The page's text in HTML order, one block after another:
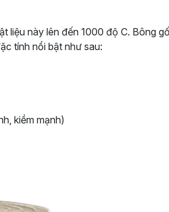
liệu này lên đến 1000 độ C. Bông
tính nổi bật như sau:
kiềm mạnh)